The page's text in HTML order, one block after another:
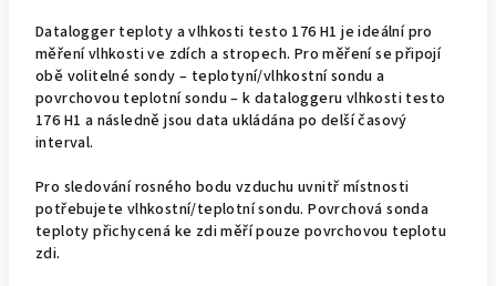
Datalogger teploty a vlhkosti testo 176 H1 je ideální pro
měření vlhkosti ve zdích a stropech. Pro měření se připojí
obě volitelné sondy – teplotyní/vlhkostní sondu a
povrchovou teplotní sondu – k dataloggeru vlhkosti testo
176 H1 a následně jsou data ukládána po delší časový
interval.
Pro sledování rosného bodu vzduchu uvnitř místnosti
potřebujete vlhkostní/teplotní sondu. Povrchová sonda
teploty přichycená ke zdi měří pouze povrchovou teplotu
zdi.